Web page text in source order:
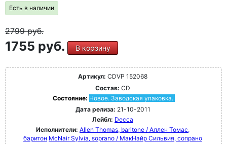
Есть в наличии
2799руб.
1755 руб. В корзину
Артикул: CDVP 152068
Состав: CD
Состояние: Новое. Заводская упаковка.
Дата релиза: 21-10-2011
Лейбл: Decca
Исполнители: Allen Thomas, baritone / Аллен Томас,
баритон McNair Sylvia, soprano / МакНэйр Сильвия, сопрано